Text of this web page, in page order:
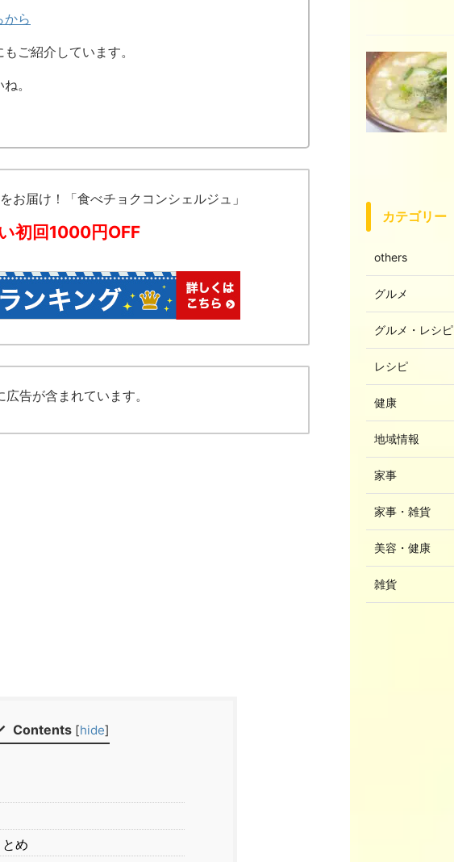
から
ご紹介しています。
。
お届け！「食べチョクコンシェルジュ」
初回1000円OFF
広告が含まれています。
Contents [hide]
め
カテゴリー
others
グルメ
グルメ・レシピ
レシピ
健康
地域情報
家事
家事・雑貨
美容・健康
雑貨